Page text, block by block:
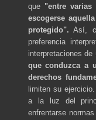
que "entre varias
escogerse
protegido". Así,
preferencia
interpretaciones de
que conduzca a
derechos
limiten su
a la luz del
enfrentarse